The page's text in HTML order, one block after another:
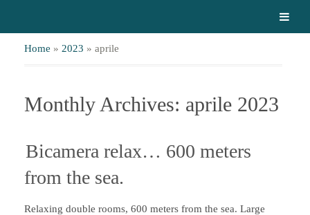
Home » 2023 » aprile
Monthly Archives: aprile 2023
Bicamera relax… 600 meters
from the sea.
Relaxing double rooms, 600 meters from the sea. Large